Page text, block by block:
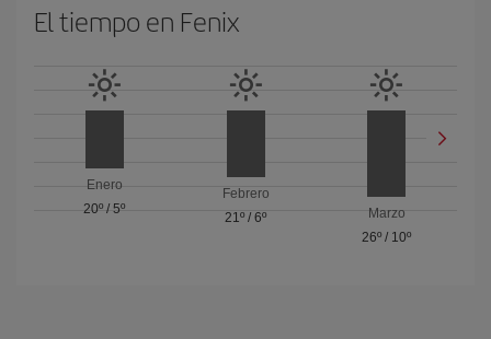
El tiempo en Fenix
Enero
20º /5º
Febrero
21º / 6º
Marzo
26º / 10º